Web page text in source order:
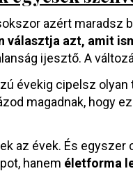
azért maradsz
választja azt, amit
ijesztő. A
évekig cipelsz
magadnak, hogy
az évek. És
hanem életforma